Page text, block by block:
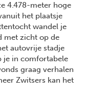
4.478-meter hoge
het plaatsje
wandel je
met zicht op de
autovrije stadje
je in comfortabele
graag verhalen
Zwitsers kan het